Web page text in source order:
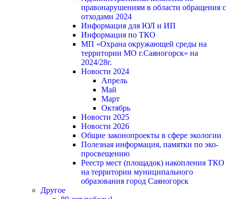
правонарушениям в области обращения с
отходами 2024
Информация для ЮЛ и ИП
Информация по ТКО
МП «Охрана окружающей среды на
территории МО г.Саяногорск» на
2024/28г.
Новости 2024
Апрель
Май
Март
Октябрь
Новости 2025
Новости 2026
Общие законопроекты в сфере экологии
Полезная информация, памятки по эко-
просвещению
Реестр мест (площадок) накопления ТКО
на территории муниципального
образования город Саяногорск
Другое